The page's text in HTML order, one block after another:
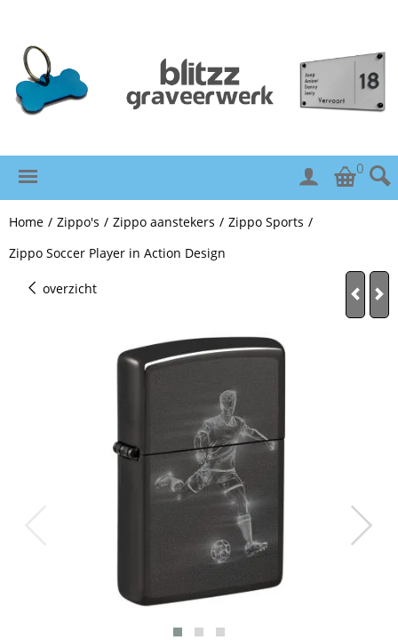
0
Home / Zippo's / Zippo aanstekers / Zippo Sports /
Zippo Soccer Player in Action Design
overzicht